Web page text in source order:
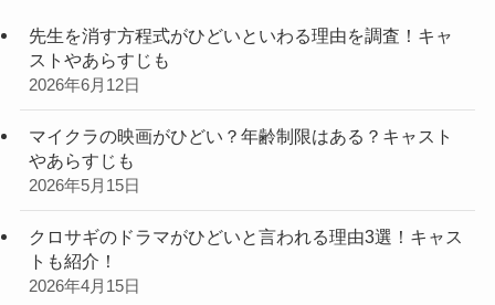
先生を消す方程式がひどいといわる理由を調査！キャ
ストやあらすじも
2026年6月12日
マイクラの映画がひどい？年齢制限はある？キャスト
やあらすじも
2026年5月15日
クロサギのドラマがひどいと言われる理由3選！キャス
トも紹介！
2026年4月15日